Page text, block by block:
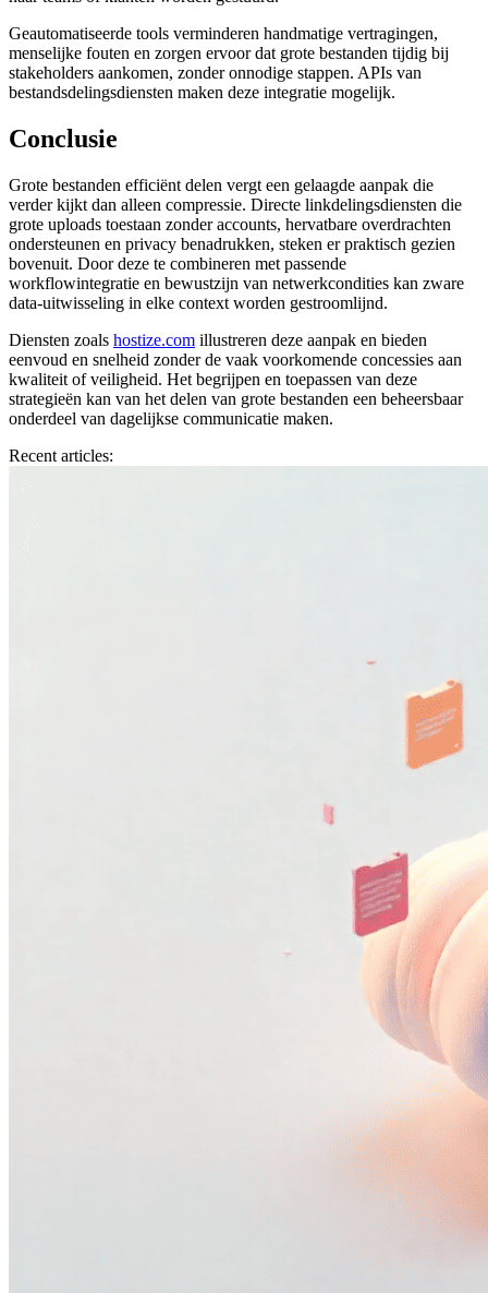
Geautomatiseerde tools verminderen handmatige vertragingen,
menselijke fouten en zorgen ervoor dat grote bestanden tijdig bij
stakeholders aankomen, zonder onnodige stappen. APIs van
bestandsdelingsdiensten maken deze integratie mogelijk.
Conclusie
Grote bestanden efficiënt delen vergt een gelaagde aanpak die
verder kijkt dan alleen compressie. Directe linkdelingsdiensten die
grote uploads toestaan zonder accounts, hervatbare overdrachten
ondersteunen en privacy benadrukken, steken er praktisch gezien
bovenuit. Door deze te combineren met passende
workflowintegratie en bewustzijn van netwerkcondities kan zware
data-uitwisseling in elke context worden gestroomlijnd.
Diensten zoals hostize.com illustreren deze aanpak en bieden
eenvoud en snelheid zonder de vaak voorkomende concessies aan
kwaliteit of veiligheid. Het begrijpen en toepassen van deze
strategieën kan van het delen van grote bestanden een beheersbaar
onderdeel van dagelijkse communicatie maken.
Recent articles: